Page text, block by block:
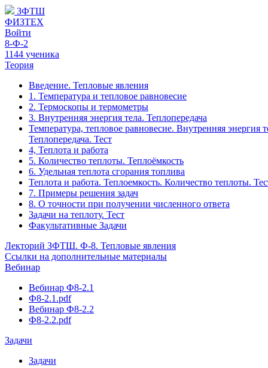
ЗФТШ
ФИЗТЕХ
Войти
8-Ф-2
1144 ученика
Теория
Введение. Тепловые явления
1. Температура и тепловое равновесие
2. Термоскопы и термометры
3. Внутренняя энергия тела. Теплопередача
Температура, тепловое равновесие. Внутренняя энергия
Теплопередача. Тест
4, Теплота и работа
5. Количество теплоты. Теплоёмкость
6. Удельная теплота сгорания топлива
Теплота и работа. Теплоемкость. Количество теплоты.
7. Примеры решения задач
8. О точности при получении численного ответа
Задачи на теплоту. Тест
Факультативные Задачи
Лекторий ЗФТШ. Ф-8. Тепловые явления
Ссылки на дополнительные материалы
Вебинар
Вебинар Ф8-2.1
Ф8-2.1.pdf
Вебинар Ф8-2.2
Ф8-2.2.pdf
Задачи
Задачи